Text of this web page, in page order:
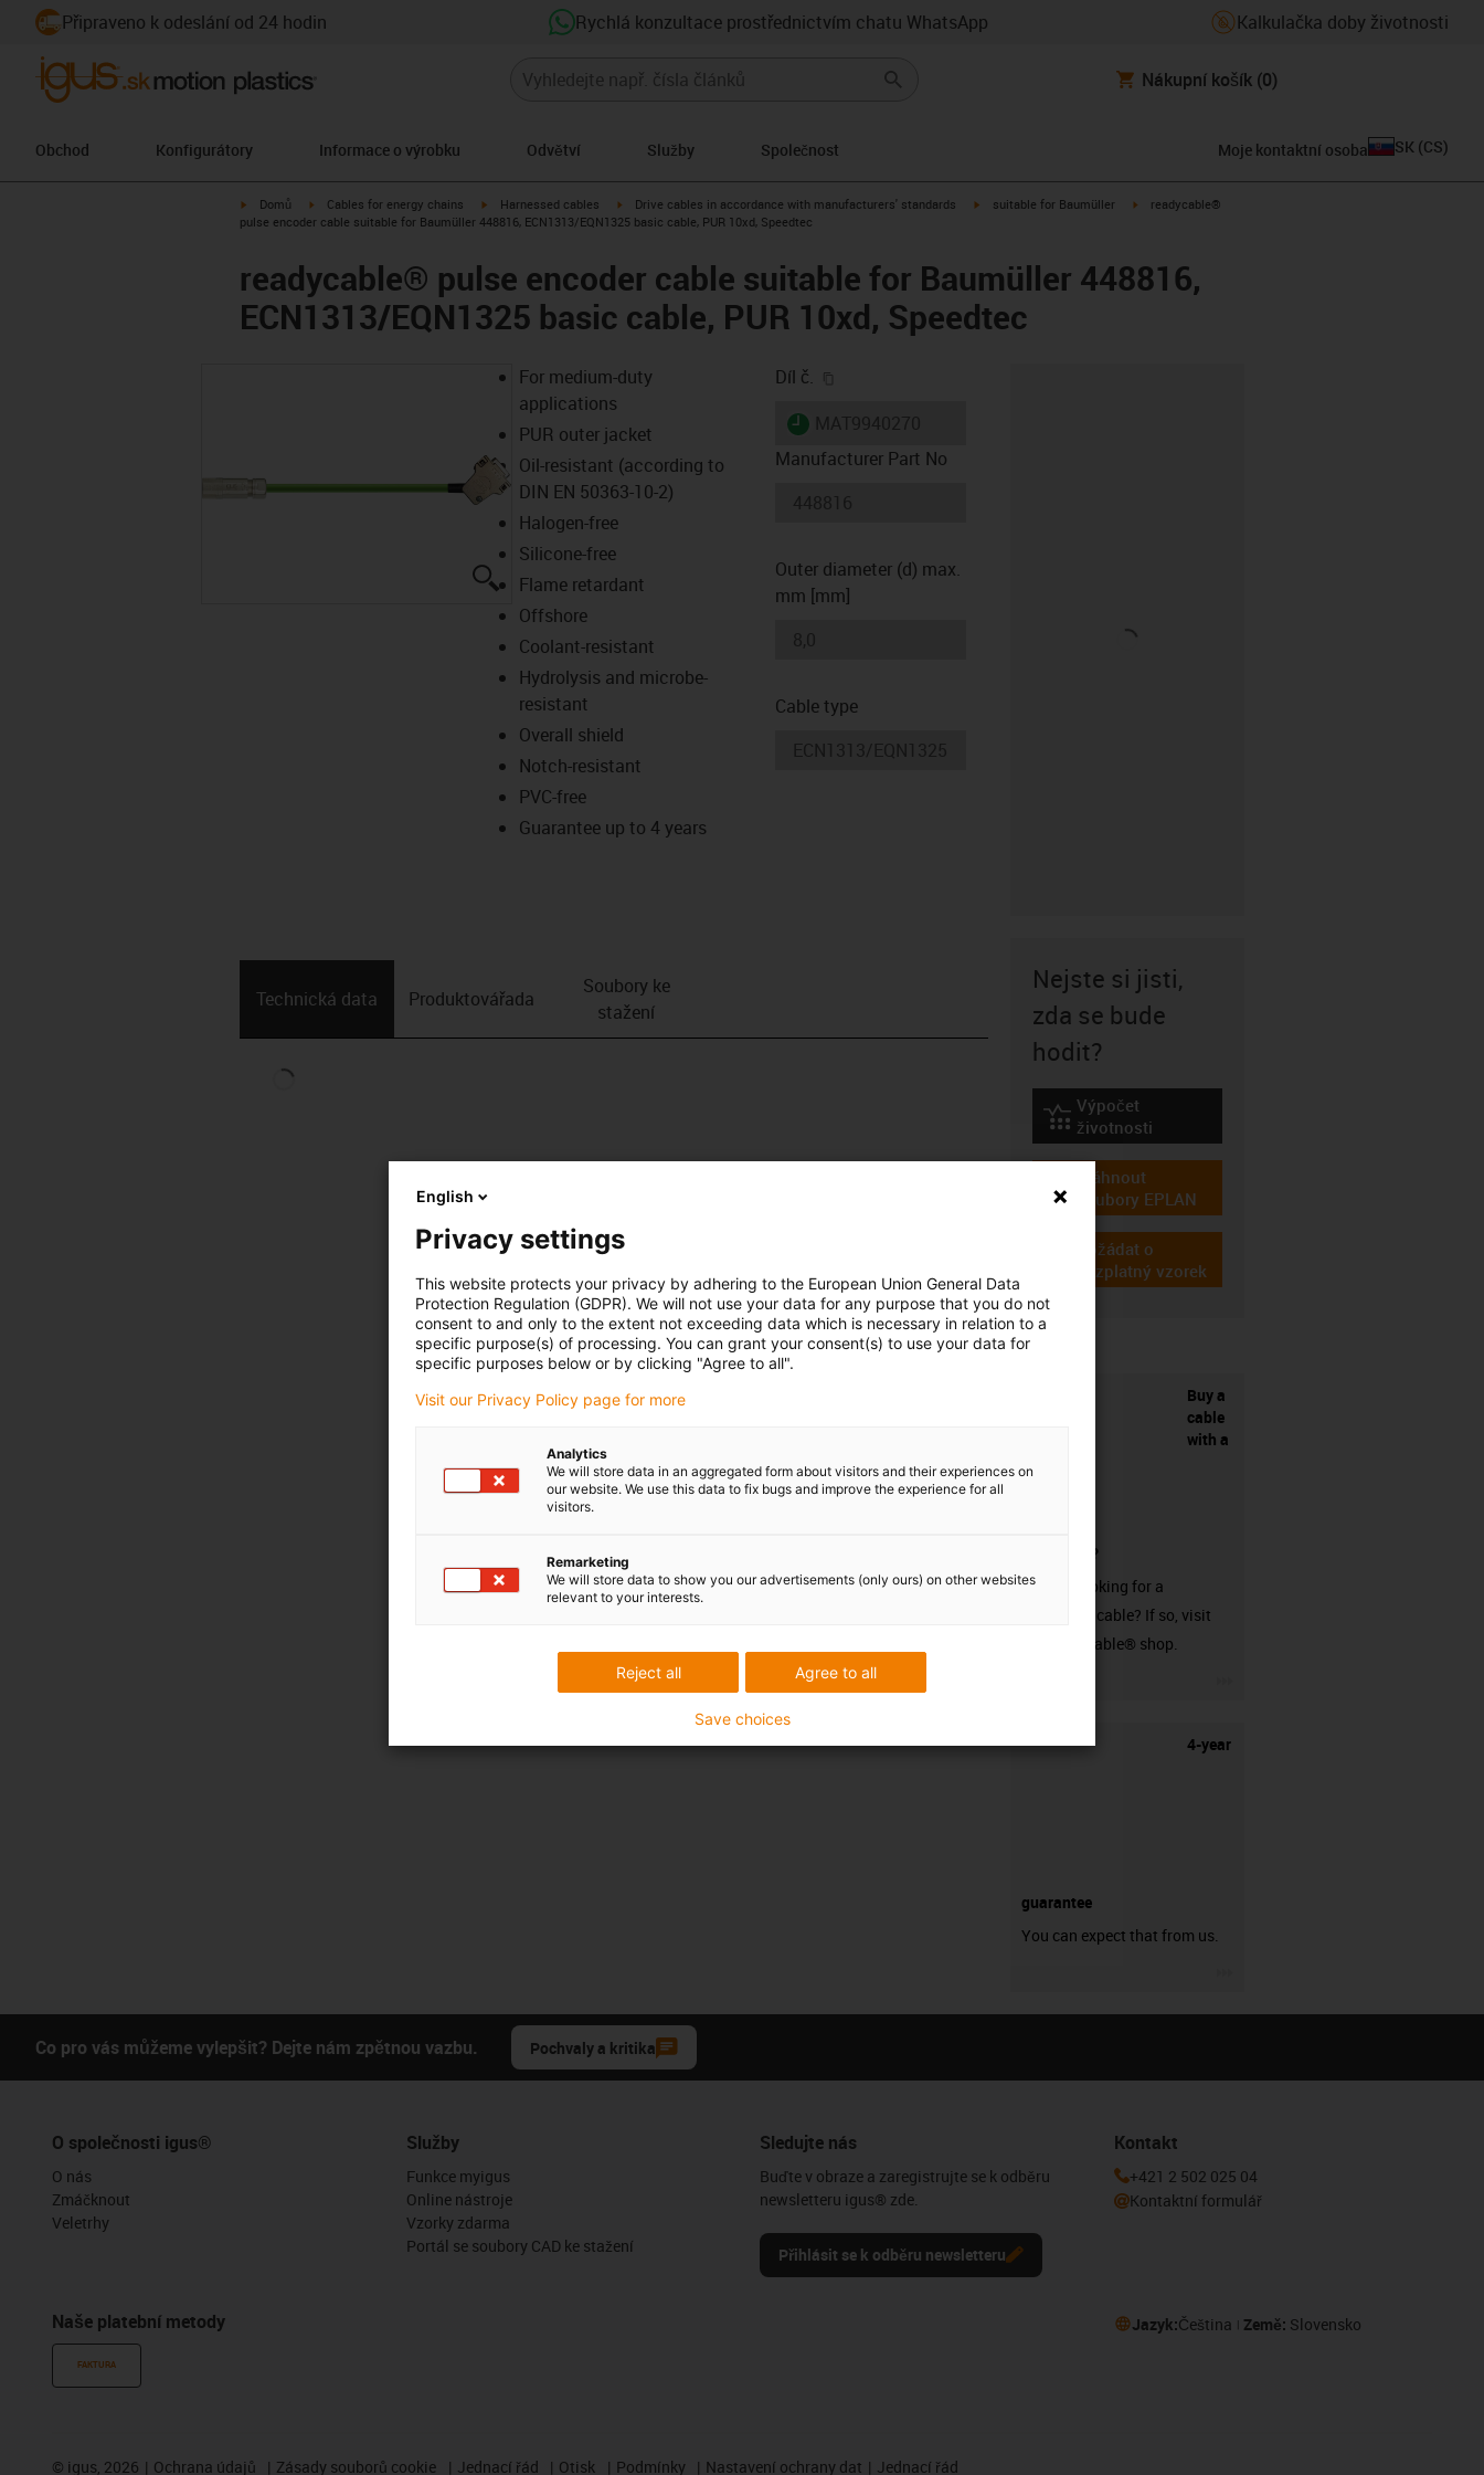
Připraveno k odeslání od 24 hodin Rychlá konzultace prostřednictvím chatu WhatsApp Kalkulačka doby životnosti
Nákupní košík (0)
Obchod Konfigurátory Informace o výrobku Odvětví Služby Společnost Moje kontaktní osoba SK (CS)
igus-icon-arrow-right
Domů igus-icon-arrow-right
Cables for energy chains igus-icon-arrow-right
Harnessed cables igus-icon-arrow-right
Drive cables in accordance with manufacturers' standards igus-icon-arrow-right
suitable for Baumüller igus-icon-arrow-right
readycable®
pulse encoder cable suitable for Baumüller 448816, ECN1313/EQN1325 basic cable, PUR 10xd, Speedtec
readycable® pulse encoder cable suitable for Baumüller 448816,
ECN1313/EQN1325 basic cable, PUR 10xd, Speedtec
igus-icon-lupe
For medium-duty
applications
PUR outer jacket
Oil-resistant (according to
DIN EN 50363-10-2)
Halogen-free
Silicone-free
Flame retardant
Offshore
Coolant-resistant
Hydrolysis and microbe-
resistant
Overall shield
Notch-resistant
PVC-free
Guarantee up to 4 years
Díl č.
igus-icon-lieferzeit
Manufacturer Part No
Outer diameter (d) max.
mm [mm]
Cable type
Technická data Produktová­řada
Soubory ke
stažení
Nejste si jisti,
zda se bude
hodit?
igus-icon-lebensdauerrechner
Výpočet
životnosti
igus-icon-download-plan
Stáhnout
soubory EPLAN
igus-icon-gratismuster
Požádat o
bezplatný vzorek
Buy a
cable
with a
connector?
Are you looking for a
harnessed cable? If so, visit
our readycable® shop.
4-year
guarantee
You can expect that from us.
Co pro vás můžeme vylepšit? Dejte nám zpětnou vazbu. Pochvaly a kritika
O společnosti igus®
O nás
Zmáčknout
Veletrhy
Naše platební metody
FAKTURA
Služby
Funkce myigus
Online nástroje
Vzorky zdarma
Portál se soubory CAD ke stažení
Sledujte nás
Buďte v obraze a zaregistrujte se k odběru
newsletteru igus® zde.
Přihlásit se k odběru newsletteru
Kontakt
+421 2 502 025 04
Kontaktní formulář
Jazyk:Čeština Země: Slovensko
© igus, 2026 Ochrana údajů Zásady souborů cookie Jednací řád Otisk Podmínky Nastavení ochrany dat Jednací řád
English
Privacy settings
This website protects your privacy by adhering to the European Union General Data
Protection Regulation (GDPR). We will not use your data for any purpose that you do not
consent to and only to the extent not exceeding data which is necessary in relation to a
specific purpose(s) of processing. You can grant your consent(s) to use your data for
specific purposes below or by clicking "Agree to all".
Visit our Privacy Policy page for more
Analytics
We will store data in an aggregated form about visitors and their experiences on
our website. We use this data to fix bugs and improve the experience for all
visitors.
Remarketing
We will store data to show you our advertisements (only ours) on other websites
relevant to your interests.
Agree to all
Reject all
Save choices